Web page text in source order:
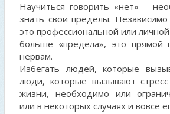
Научиться говорить «нет» –
знать свои пределы. Независимо
это профессиональной или
больше «предела», это прямой
нервам.
Избегать людей, которые
люди, которые вызывают
жизни, необходимо или
или в некоторых случаях и вовсе